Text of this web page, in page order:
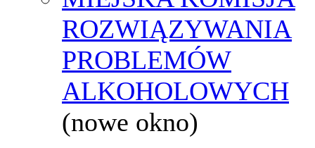
ROZWIĄZYWANIA
PROBLEMÓW
ALKOHOLOWYCH
(nowe okno)